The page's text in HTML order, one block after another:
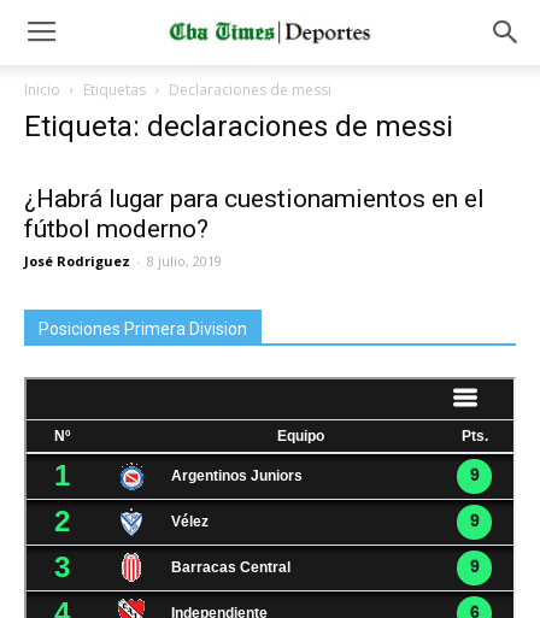
Inicio Etiquetas Declaraciones de messi
Etiqueta: declaraciones de messi
¿Habrá lugar para cuestionamientos en el
fútbol moderno?
José Rodriguez - 8 julio, 2019
Posiciones Primera Division